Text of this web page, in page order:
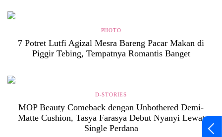
PHOTO
7 Potret Lutfi Agizal Mesra Bareng Pacar Makan di
Piggir Tebing, Tempatnya Romantis Banget
D-STORIES
MOP Beauty Comeback dengan Unbothered Demi-
Matte Cushion, Tasya Farasya Debut Nyanyi Lewat
Single Perdana